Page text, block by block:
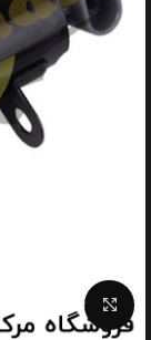
to enlarge